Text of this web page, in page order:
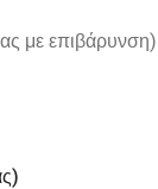
με επιβάρυνση)